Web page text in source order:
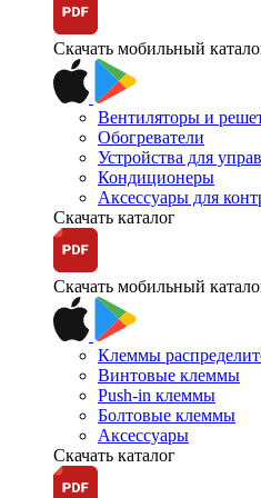
Скачать мобильный
Вентиляторы и
Обогреватели
Устройства для
Кондиционеры
Аксессуары для
Скачать каталог
Скачать мобильный
Клеммы
Винтовые клеммы
Push-in клеммы
Болтовые клеммы
Аксессуары
Скачать каталог